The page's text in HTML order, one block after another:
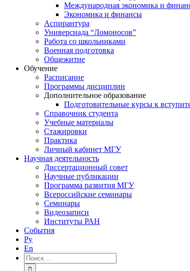
Международная экономика и
Экономика и финансы
Аспирантура
Универсиада “Ломоносов”
Работа со школьниками
Военная подготовка
Общежитие
Обучение
Расписание
Программы дисциплин
Дополнительное образование
Подготовительные курсы к
Справочник студента
Учебные материалы
Стажировки
Практика
Личный кабинет МГУ
Научная деятельность
Диссертационный совет
Научные публикации
Программа развития МГУ
Всероссийские семинары
Семинары
Видеозаписи
Институты РАН
События
Ру
En
Результат
поиска: